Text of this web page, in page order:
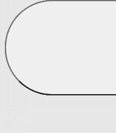
Zobraziť všetko
Všetko z Matrace a matracové chrániče
Matrace
Chrániče na matrace